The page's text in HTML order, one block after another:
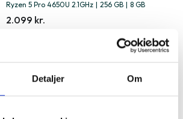
Detaljer Om
Ryzen 5 Pro 4650U 2.1GHz | 256 GB | 8 GB
2.099 kr.
HP EliteBook 845 14" G8
Ryzen 5 Pro 5650U 2.3GHz | 256 GB | 8 GB